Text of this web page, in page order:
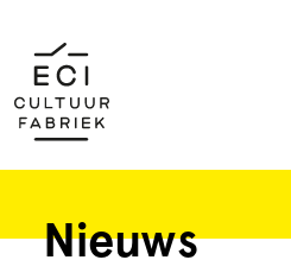
Film
Nieuws